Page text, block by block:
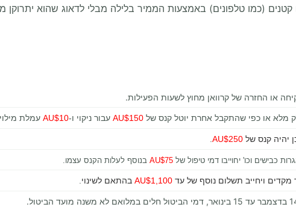
קטנים (כמו טלפונים) באמצעות הממיר בלילה מבלי לדאוג שהוא
או החזרה של קרוואן מחוץ לשעות הפעילות.
מלא או כפי שהתקבל אחרת יוטל קנס של AU$150 עבור ניקוי ו-AU$10 עמלת
יהיה קנס של AU$250
כבישים וכו' יחוייבו דמי טיפול של AU$75 בנוסף לעלות הקנס עצמו.
ויחייב תשלום נוסף של עד AU$1,100 בהתאם לשינוי